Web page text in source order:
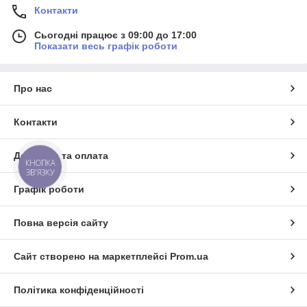
Контакти
Сьогодні працює з 09:00 до 17:00
Показати весь графік роботи
Про нас
Контакти
Доставка та оплата
Графік роботи
Повна версія сайту
Сайт створено на маркетплейсі Prom.ua
Політика конфіденційності
КНОПКА
ЗВ'ЯЗКУ